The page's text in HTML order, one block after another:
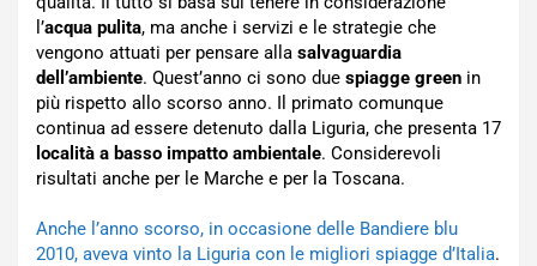
l’acqua pulita, ma anche i servizi e le strategie che
vengono attuati per pensare alla salvaguardia
dell’ambiente. Quest’anno ci sono due spiagge green in
più rispetto allo scorso anno. Il primato comunque
continua ad essere detenuto dalla Liguria, che presenta 17
località a basso impatto ambientale. Considerevoli
risultati anche per le Marche e per la Toscana.
Anche l’anno scorso, in occasione delle Bandiere blu
2010, aveva vinto la Liguria con le migliori spiagge d’Italia.